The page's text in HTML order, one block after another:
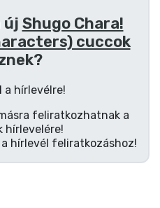
új Shugo Chara!
cuccok
a hírlevélre!
feliratkozhatnak a
hírlevelére!
a hírlevél feliratkozáshoz!